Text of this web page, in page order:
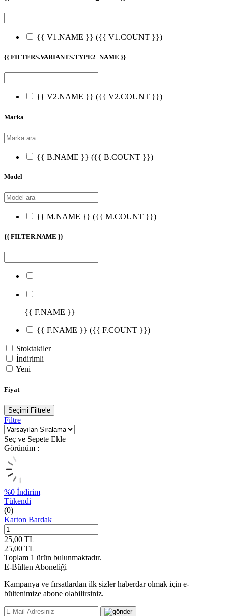
{{ V1.NAME }} ({{ V1.COUNT }})
{{ FILTERS.VARIANTS.TYPE2_NAME }}
{{ V2.NAME }} ({{ V2.COUNT }})
Marka
{{ B.NAME }} ({{ B.COUNT }})
Model
{{ M.NAME }} ({{ M.COUNT }})
{{ FILTER.NAME }}
{{ F.NAME }}
{{ F.NAME }} ({{ F.COUNT }})
Stoktakiler
İndirimli
Yeni
Fiyat
Seçimi Filtrele
Filtre
Seç ve Sepete Ekle
Görünüm :
%0 İndirim
Tükendi
(0)
Karton Bardak
25,00 TL
25,00 TL
Toplam 1 ürün bulunmaktadır.
E-Bülten Aboneliği
Kampanya ve fırsatlardan ilk sizler haberdar olmak için e-
bültenimize abone olabilirsiniz.